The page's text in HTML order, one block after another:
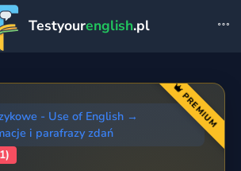
Testyourenglish.pl
PREMIUM
- Use of English →
i parafrazy zdań